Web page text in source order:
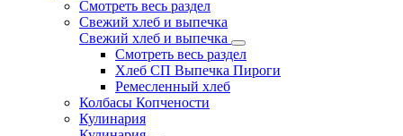
Смотреть весь раздел
Свежий хлеб и выпечка
Свежий хлеб и выпечка
Смотреть весь раздел
Хлеб СП Выпечка Пироги
Ремесленный хлеб
Колбасы Копчености
Кулинария